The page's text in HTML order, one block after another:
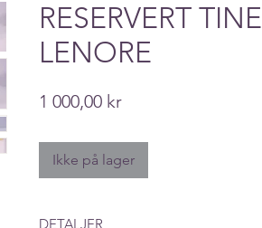
RESERVERT TINE
LENORE
1 000,00 krPrice
Ikke på lager
DETALJER